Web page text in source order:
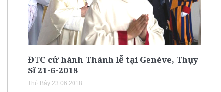
ĐTC cử hành Thánh lễ tại Genève, Thụy
Sĩ 21-6-2018
Thứ Bảy 23.06.2018